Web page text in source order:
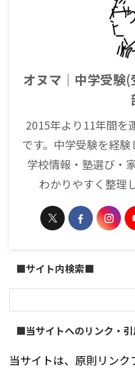
オヌマ｜中学受験
2015年より11年間を
です。中学受験を経験
学校情報・塾選び・
わかりやすく整理
■サイト内検索■
■当サイトへのリンク・
当サイトは、原則リンク